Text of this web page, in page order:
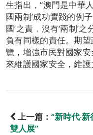
生指出，“澳門是中華
國兩制’成功實踐的例
國’之責，沒有‘兩制’
負有同樣的責任。期
覽，增強市民對國家
來維護國家安全，維
上一篇： “新時代‧
雙人展”